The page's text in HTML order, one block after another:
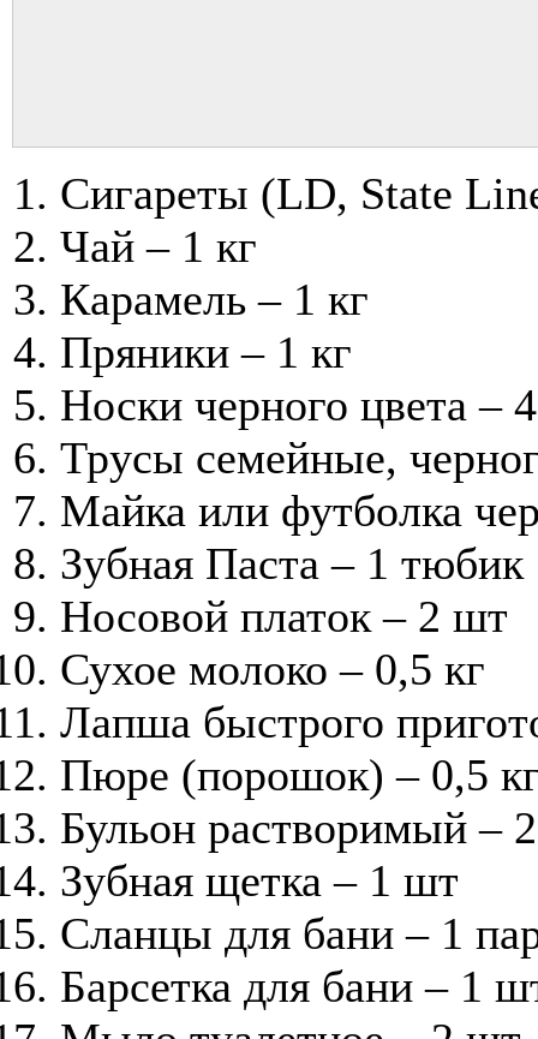
Сигареты (LD, State
Чай – 1 кг
Карамель – 1 кг
Пряники – 1 кг
Носки черного цвета –
Трусы семейные,
Майка или футболка
Зубная Паста – 1 тюбик
Носовой платок – 2 шт
Сухое молоко – 0,5 кг
Лапша быстрого
Пюре (порошок) – 0,5
Бульон растворимый –
Зубная щетка – 1 шт
Сланцы для бани – 1
Барсетка для бани – 1